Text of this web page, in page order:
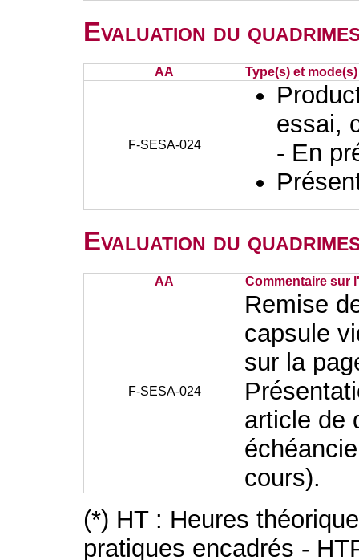
Evaluation du
AA Type(s) et
F-SESA-024
essai,
- En
Evaluation du
AA Commentaire sur
F-SESA-024
Remise
capsule
sur la
article de
cours).
(*) HT : Heures
pratiques encadrés -